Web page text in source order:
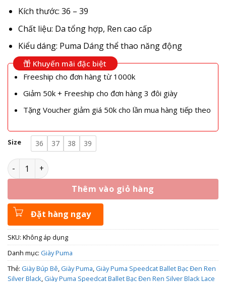
Kích thước: 36 – 39
Chất liệu: Da tổng hợp, Ren cao cấp
Kiểu dáng: Puma Dáng thể thao năng động
Khuyến mãi đặc biệt
Freeship cho đơn hàng từ 1000k
Giảm 50k + Freeship cho đơn hàng 3 đôi giày
Tặng Voucher giảm giá 50k cho lần mua hàng tiếp theo
Size 36 37 38 39
Giày Puma Speedcat Ballet Exclusive Silver Metallic
Thêm vào giỏ hàng
Đặt hàng ngay
SKU: Không áp dụng
Danh mục: Giày Puma
Thẻ: Giày Búp Bê, Giày Puma, Giày Puma Speedcat Ballet Bạc Đen Ren
Silver Black, Giày Puma Speedcat Ballet Bạc Đen Ren Silver Black Lace